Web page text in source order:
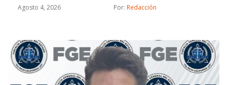
Agosto 4, 2026 Por: Redacción